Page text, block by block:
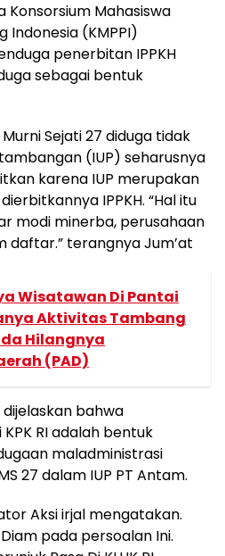
Konsorsium Mahasiswa
(KMPPI)
penerbitan IPPKH
sebagai bentuk
Sejati 27 diduga tidak
(IUP) seharusnya
karena IUP merupakan
IPPKH. “Hal itu
modi minerba, perusahaan
terangnya Jum’at
Wisatawan Di Pantai
Aktivitas Tambang
Hilangnya
(PAD)
bahwa
RI adalah bentuk
maladministrasi
27 dalam IUP PT Antam.
Aksi irjal mengatakan.
pada persoalan Ini.